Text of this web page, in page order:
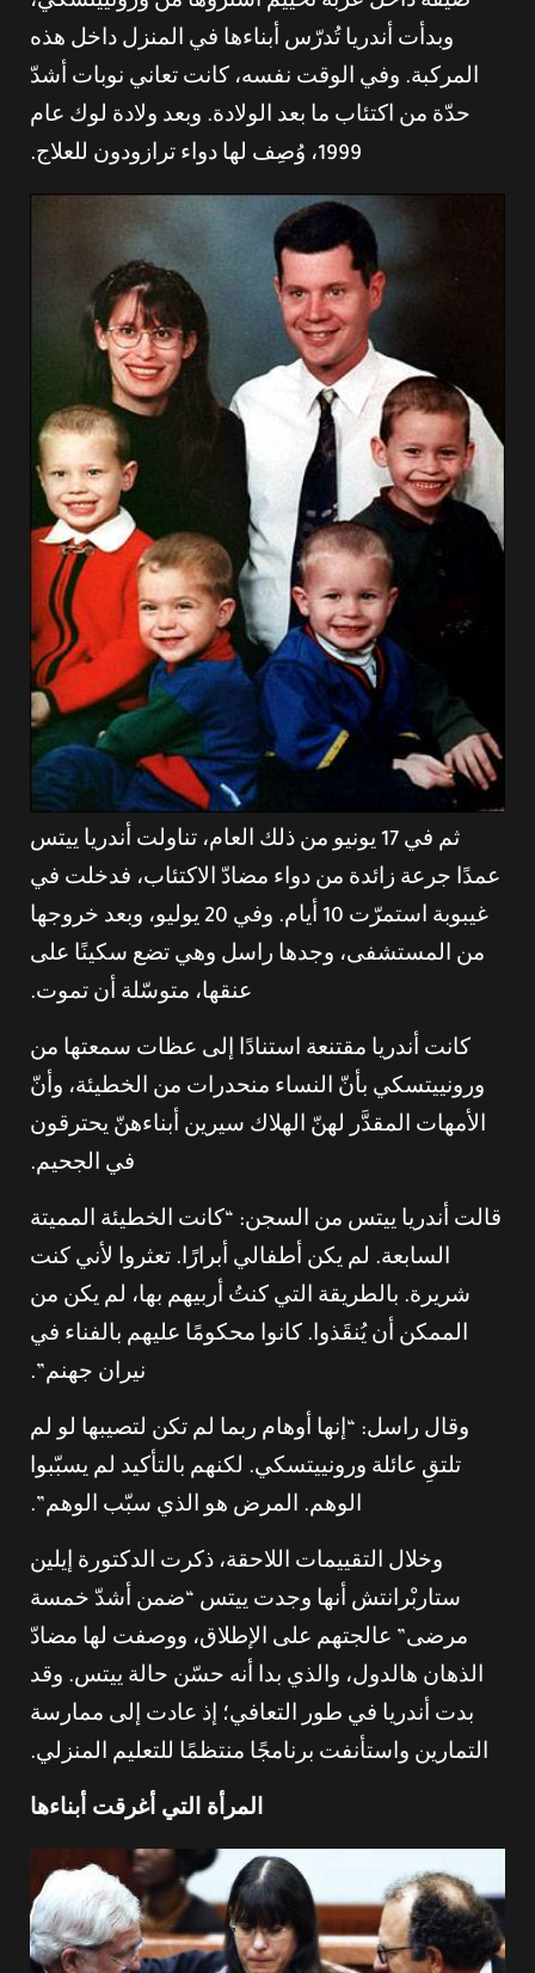
وبدأت أندريا تُدرّس أبناءها في المنزل داخل هذه
المركبة. وفي الوقت نفسه، كانت تعاني نوبات أشدّ
حدّة من اكتئاب ما بعد الولادة. وبعد ولادة لوك عام
1999، وُصِف لها دواء ترازودون للعلاج.
ثم في 17 يونيو من ذلك العام، تناولت أندريا ييتس
عمدًا جرعة زائدة من دواء مضادّ الاكتئاب، فدخلت في
غيبوبة استمرّت 10 أيام. وفي 20 يوليو، وبعد خروجها
من المستشفى، وجدها راسل وهي تضع سكينًا على
عنقها، متوسّلة أن تموت.
كانت أندريا مقتنعة استنادًا إلى عظات سمعتها من
ورونييتسكي بأنّ النساء منحدرات من الخطيئة، وأنّ
الأمهات المقدَّر لهنّ الهلاك سيرين أبناءهنّ يحترقون
في الجحيم.
قالت أندريا ييتس من السجن: “كانت الخطيئة المميتة
السابعة. لم يكن أطفالي أبرارًا. تعثروا لأني كنت
شريرة. بالطريقة التي كنتُ أربيهم بها، لم يكن من
الممكن أن يُنقَذوا. كانوا محكومًا عليهم بالفناء في
نيران جهنم”.
وقال راسل: “إنها أوهام ربما لم تكن لتصيبها لو لم
تلتقِ عائلة ورونييتسكي. لكنهم بالتأكيد لم يسبّبوا
الوهم. المرض هو الذي سبّب الوهم”.
وخلال التقييمات اللاحقة، ذكرت الدكتورة إيلين
ستاربْرانتش أنها وجدت ييتس “ضمن أشدّ خمسة
مرضى” عالجتهم على الإطلاق، ووصفت لها مضادّ
الذهان هالدول، والذي بدا أنه حسّن حالة ييتس. وقد
بدت أندريا في طور التعافي؛ إذ عادت إلى ممارسة
التمارين واستأنفت برنامجًا منتظمًا للتعليم المنزلي.
المرأة التي أغرقت أبناءها